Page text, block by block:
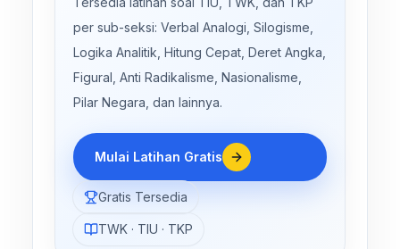
per sub-seksi: Verbal Analogi, Silogisme,
Logika Analitik, Hitung Cepat, Deret Angka,
Figural, Anti Radikalisme, Nasionalisme,
Pilar Negara, dan lainnya.
Mulai Latihan Gratis
Gratis Tersedia
TWK · TIU · TKP